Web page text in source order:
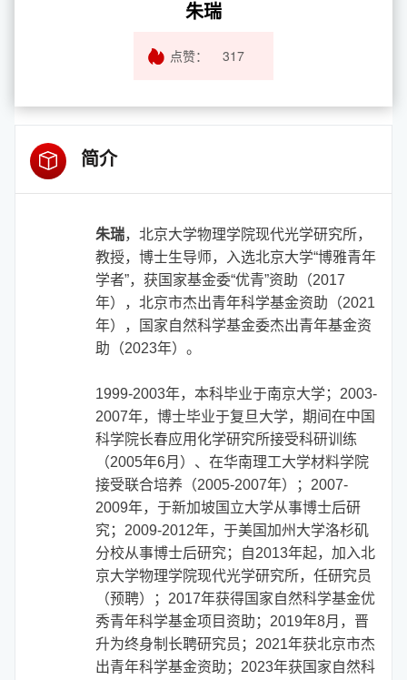
朱瑞
点赞： 317
简介
朱瑞，北京大学物理学院现代光学研究所，
教授，博士生导师，入选北京大学“博雅青年
学者”，获国家基金委“优青”资助（2017
年），北京市杰出青年科学基金资助（2021
年），国家自然科学基金委杰出青年基金资
助 （2023年）。
1999-2003年，本科毕业于南京大学； 2003-
2007年，博士毕业于复旦大学，期间在中国
科学院长春应用化学研究所接受科研训练
（2005年6月）、在华南理工大学材料学院
接受联合培养（2005-2007年）； 2007-
2009年，于新加坡国立大学从事博士后研
究； 2009-2012年，于美国加州大学洛杉矶
分校从事博士后研究；自2013年起，加入北
京大学物理学院现代光学研究所，任研究员
（预聘）； 2017年获得国家自然科学基金优
秀青年科学基金项目资助； 2019年8月，晋
升为终身制长聘研究员；2021年获北京市杰
出青年科学基金资助；2023年获国家自然科